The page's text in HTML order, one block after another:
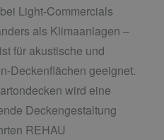
Light-Commercials
als Klimaanlagen –
für akustische und
Deckenflächen geeignet.
wird eine
Deckengestaltung
REHAU